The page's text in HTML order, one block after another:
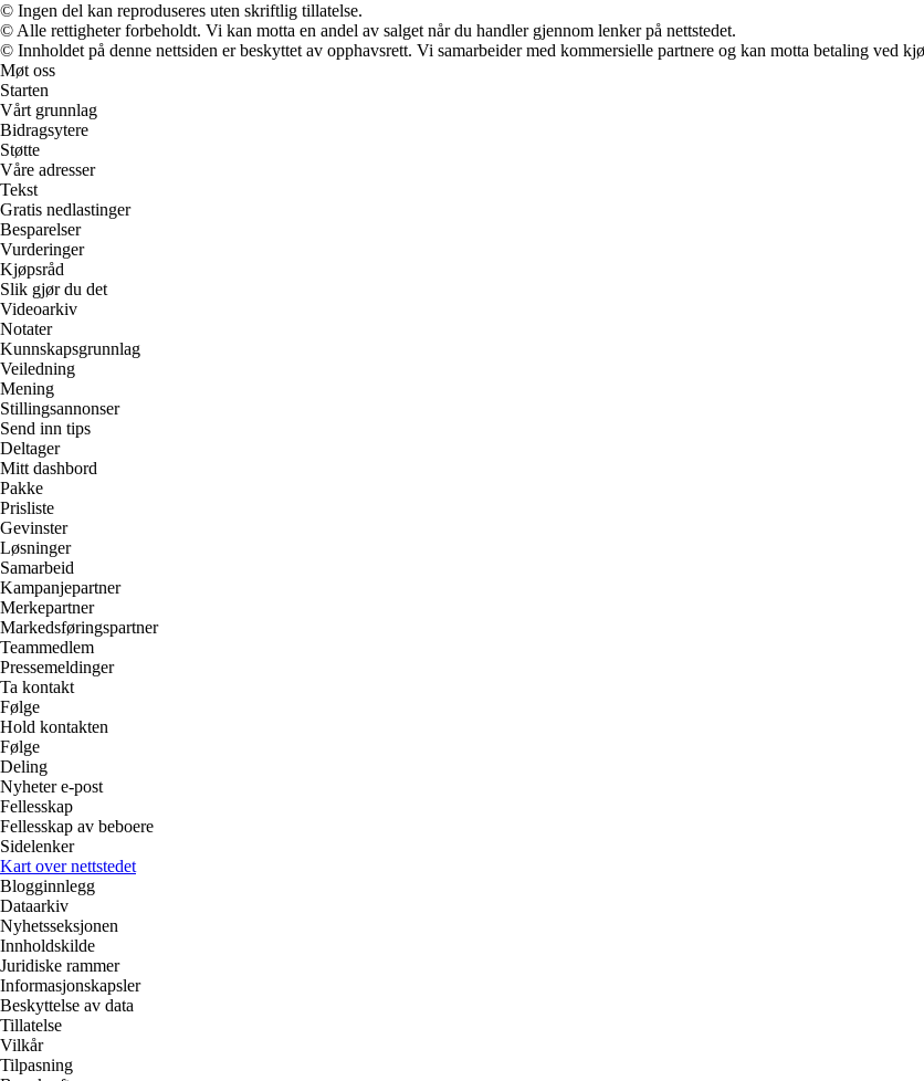
© Ingen del kan reproduseres uten skriftlig tillatelse.
© Alle rettigheter forbeholdt. Vi kan motta en andel av salget når du handler gjennom lenker på nettstedet.
© Innholdet på denne nettsiden er beskyttet av opphavsrett. Vi samarbeider med kommersielle partnere og kan motta betaling ved
Møt oss
Starten
Vårt grunnlag
Bidragsytere
Støtte
Våre adresser
Tekst
Gratis nedlastinger
Besparelser
Vurderinger
Kjøpsråd
Slik gjør du det
Videoarkiv
Notater
Kunnskapsgrunnlag
Veiledning
Mening
Stillingsannonser
Send inn tips
Deltager
Mitt dashbord
Pakke
Prisliste
Gevinster
Løsninger
Samarbeid
Kampanjepartner
Merkepartner
Markedsføringspartner
Teammedlem
Pressemeldinger
Ta kontakt
Følge
Hold kontakten
Følge
Deling
Nyheter e-post
Fellesskap
Fellesskap av beboere
Sidelenker
Kart over nettstedet
Blogginnlegg
Dataarkiv
Nyhetsseksjonen
Innholdskilde
Juridiske rammer
Informasjonskapsler
Beskyttelse av data
Tillatelse
Vilkår
Tilpasning